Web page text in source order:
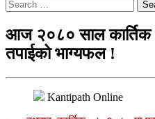
आज २०८० साल कार्तिक
तपाईको भाग्यफल !
Kantipath Online